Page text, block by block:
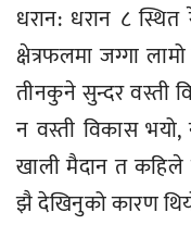
धरान: धरान ८
क्षेत्रफलमा जग्गा
तीनकुने सुन्दर वस्ती
न वस्ती विकास
खाली मैदान त
झै देखिनुको कारण